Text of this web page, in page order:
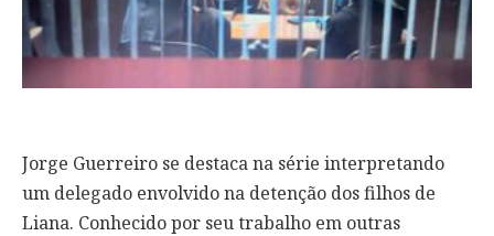
Jorge Guerreiro se destaca na série interpretando
um delegado envolvido na detenção dos filhos de
Liana. Conhecido por seu trabalho em outras